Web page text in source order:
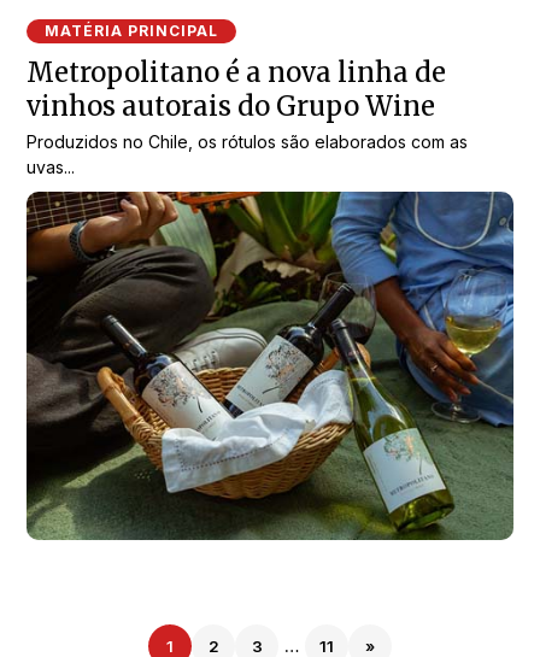
MATÉRIA PRINCIPAL
Metropolitano é a nova linha de
vinhos autorais do Grupo Wine
Produzidos no Chile, os rótulos são elaborados com as
uvas...
1 2 3 … 11 »